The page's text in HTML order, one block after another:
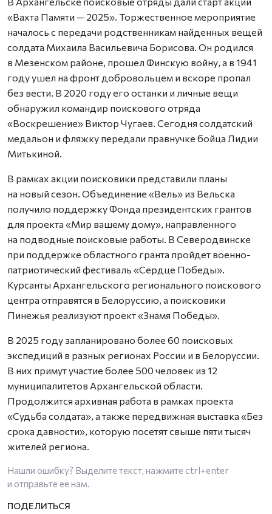
«Вахта Памяти — 2025». Торжественное мероприятие
началось с передачи родственникам найденных вещей
солдата Михаила Васильевича Борисова. Он родился
в Мезенском районе, прошел Финскую войну, а в 1941
году ушел на фронт добровольцем и вскоре пропал
без вести. В 2020 году его останки и личные вещи
обнаружил командир поискового отряда
«Воскрешение» Виктор Чугаев. Сегодня солдатский
медальон и фляжку передали правнучке бойца Лидии
Митькиной.
В рамках акции поисковики представили планы
на новый сезон. Объединение «Вель» из Вельска
получило поддержку Фонда президентских грантов
для проекта «Мир вашему дому», направленного
на подводные поисковые работы. В Северодвинске
при поддержке областного гранта пройдет военно-
патриотический фестиваль «Сердце Победы».
Курсанты Архангельского регионального поискового
центра отправятся в Белоруссию, а поисковики
Пинежья реализуют проект «Знамя Победы».
В 2025 году запланировано более 60 поисковых
экспедиций в разных регионах России и в Белоруссии.
В них примут участие более 500 человек из 12
муниципалитетов Архангельской области.
Продолжится архивная работа в рамках проекта
«Судьба солдата», а также передвижная выставка «Без
срока давности», которую посетят свыше пяти тысяч
жителей региона.
Нашли ошибку? Выделите текст, нажмите ctrl+enter
и отправьте ее нам.